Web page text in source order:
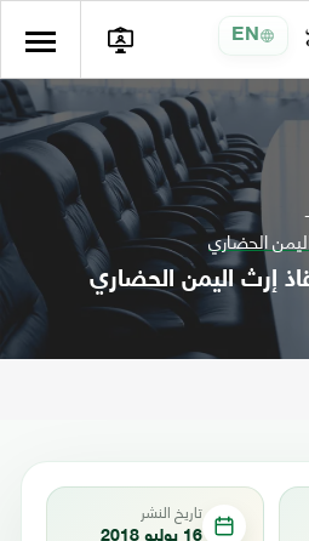
EN
الحضاري
إرث اليمن الحضاري
تاريخ النشر
16 يوليو 2018